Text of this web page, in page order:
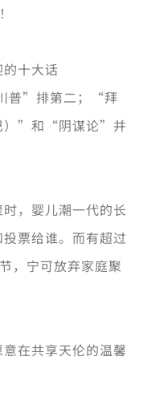
十大话
普”排第二；“拜
）”和“阴谋论”并
，婴儿潮一代的长
票给谁。而有超过
，宁可放弃家庭聚
在共享天伦的温馨